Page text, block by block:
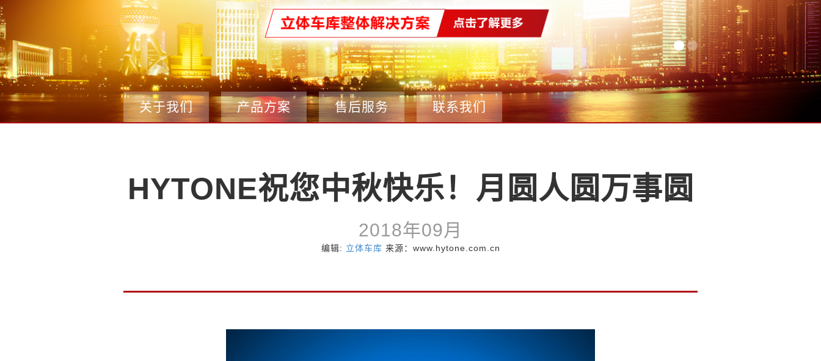
关于我们 产品方案 售后服务 联系我们
HYTONE祝您中秋快乐！月圆人圆万事圆
2018年09月
编辑: 立体车库 来源：www.hytone.com.cn